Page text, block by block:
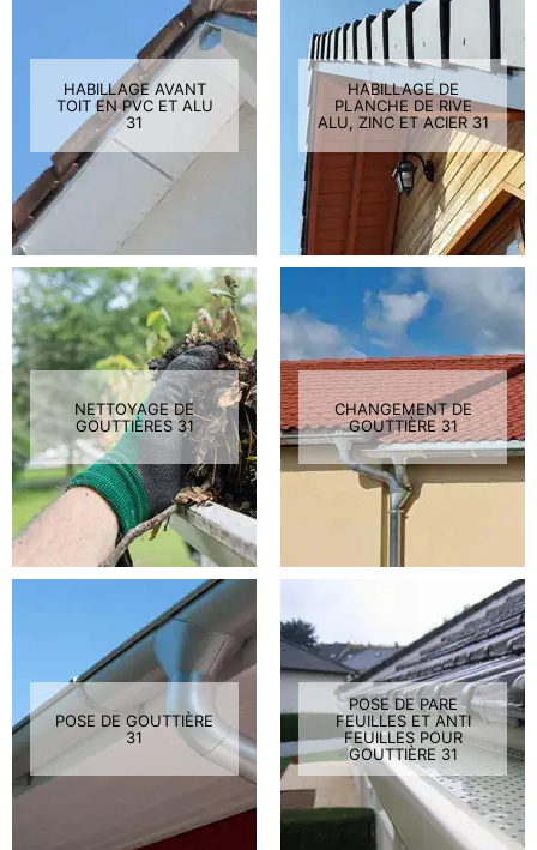
HABILLAGE AVANT
TOIT EN PVC ET ALU
31
HABILLAGE DE
PLANCHE DE RIVE
ALU, ZINC ET ACIER 31
NETTOYAGE DE
GOUTTIÈRES 31
CHANGEMENT DE
GOUTTIÈRE 31
POSE DE GOUTTIÈRE
31
POSE DE PARE
FEUILLES ET ANTI
FEUILLES POUR
GOUTTIÈRE 31